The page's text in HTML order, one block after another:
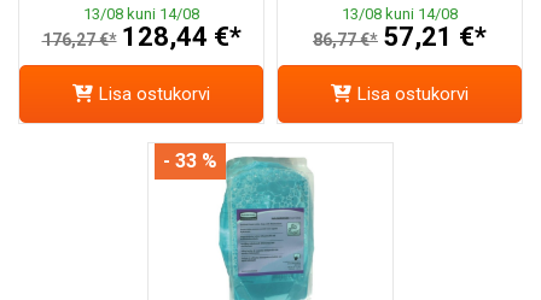
13/08 kuni 14/08
176,27 €* 128,44 €*
Lisa ostukorvi
13/08 kuni 14/08
86,77 €* 57,21 €*
Lisa ostukorvi
- 33 %